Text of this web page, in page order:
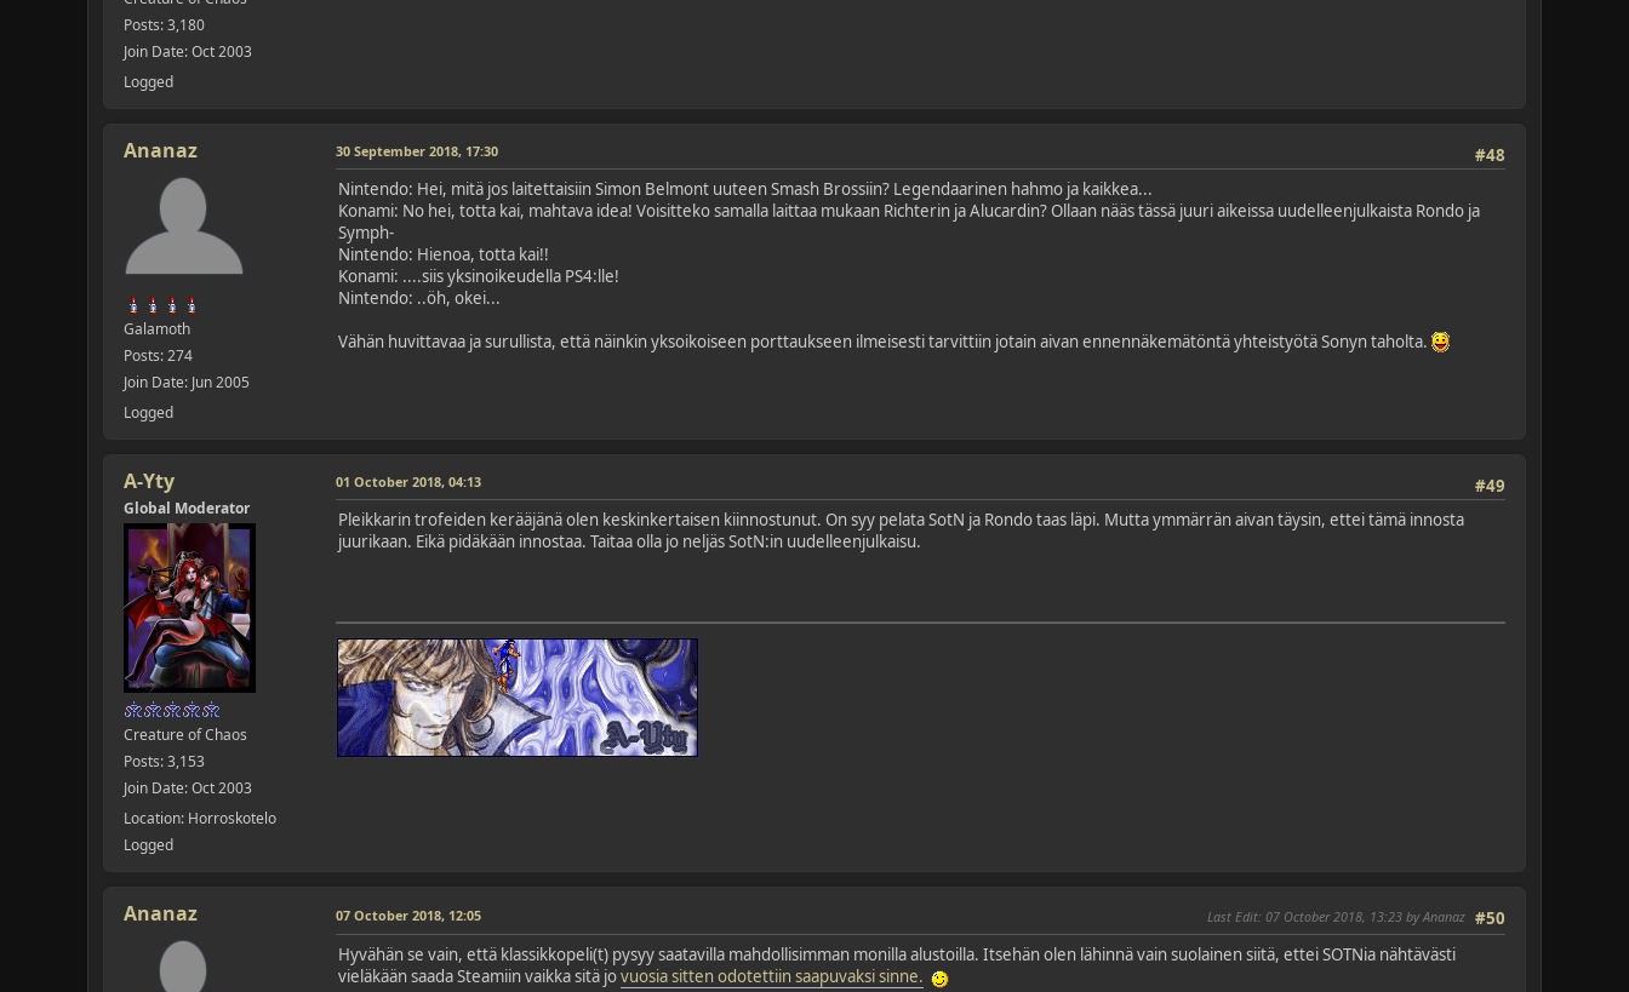
Posts: 3,180
Join Date: Oct 2003
Logged
Ananaz
Galamoth
Posts: 274
Join Date: Jun 2005
Logged
#48
30 September 2018, 17:30
Nintendo: Hei, mitä jos laitettaisiin Simon Belmont uuteen Smash Brossiin? Legendaarinen hahmo ja kaikkea...
Konami: No hei, totta kai, mahtava idea! Voisitteko samalla laittaa mukaan Richterin ja Alucardin? Ollaan nääs tässä juuri aikeissa uudelleenjulkaista Rondo ja
Symph-
Nintendo: Hienoa, totta kai!!
Konami: ....siis yksinoikeudella PS4:lle!
Nintendo: ..öh, okei...
Vähän huvittavaa ja surullista, että näinkin yksoikoiseen porttaukseen ilmeisesti tarvittiin jotain aivan ennennäkemätöntä yhteistyötä Sonyn taholta.
A-Yty
Global Moderator
Creature of Chaos
Posts: 3,153
Join Date: Oct 2003
Location: Horroskotelo
Logged
#49
01 October 2018, 04:13
Pleikkarin trofeiden kerääjänä olen keskinkertaisen kiinnostunut. On syy pelata SotN ja Rondo taas läpi. Mutta ymmärrän aivan täysin, ettei tämä innosta
juurikaan. Eikä pidäkään innostaa. Taitaa olla jo neljäs SotN:in uudelleenjulkaisu.
Ananaz #50
07 October 2018, 12:05 Last Edit: 07 October 2018, 13:23 by Ananaz
Hyvähän se vain, että klassikkopeli(t) pysyy saatavilla mahdollisimman monilla alustoilla. Itsehän olen lähinnä vain suolainen siitä, ettei SOTNia nähtävästi
vieläkään saada Steamiin vaikka sitä jovuosia sitten odotettiin saapuvaksi sinne.